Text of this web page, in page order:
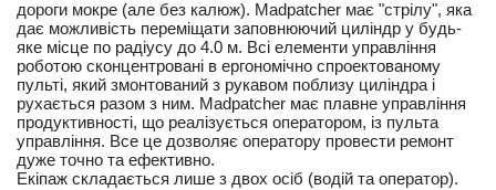
дороги мокре (але без калюж). Madpatcher має "стрілу", яка
дає можливість переміщати заповнюючий циліндр у будь-
яке місце по радіусу до 4.0 м. Всі елементи управління
роботою сконцентровані в ергономічно спроектованому
пульті, який змонтований з рукавом поблизу циліндра і
рухається разом з ним. Madpatcher має плавне управління
продуктивності, що реалізується оператором, із пульта
управління. Все це дозволяє оператору провести ремонт
дуже точно та ефективно.
Екіпаж складається лише з двох осіб (водій та оператор).